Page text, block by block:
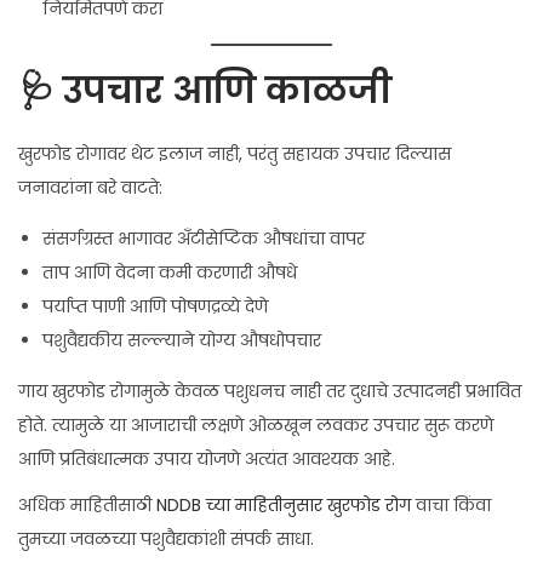
नियमितपणे करा
🩺 उपचार आणि काळजी
खुरफोड रोगावर थेट इलाज नाही, परंतु सहायक उपचार दिल्यास
जनावरांना बरे वाटते:
संसर्गग्रस्त भागावर अँटीसेप्टिक औषधांचा वापर
ताप आणि वेदना कमी करणारी औषधे
पर्याप्त पाणी आणि पोषणद्रव्ये देणे
पशुवैद्यकीय सल्ल्याने योग्य औषधोपचार
गाय खुरफोड रोगामुळे केवळ पशुधनच नाही तर दुधाचे उत्पादनही प्रभावित
होते. त्यामुळे या आजाराची लक्षणे ओळखून लवकर उपचार सुरू करणे
आणि प्रतिबंधात्मक उपाय योजणे अत्यंत आवश्यक आहे.
अधिक माहितीसाठीNDDB च्या माहितीनुसार खुरफोड रोगवाचा किंवा
तुमच्या जवळच्या पशुवैद्यकांशी संपर्क साधा.